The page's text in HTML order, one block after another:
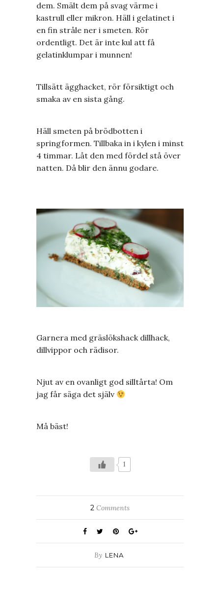
dem. Smält dem på svag värme i
kastrull eller mikron. Häll i gelatinet i
en fin stråle ner i smeten. Rör
ordentligt. Det är inte kul att få
gelatinklumpar i munnen!
Tillsätt ägghacket, rör försiktigt och
smaka av en sista gång.
Häll smeten på brödbotten i
springformen. Tillbaka in i kylen i minst
4 timmar. Låt den med fördel stå över
natten. Då blir den ännu godare.
Garnera med gräslökshack dillhack,
dillvippor och rädisor.
Njut av en ovanligt god silltårta! Om
jag får säga det själv
Må bäst!
1
2 Comments
By LENA